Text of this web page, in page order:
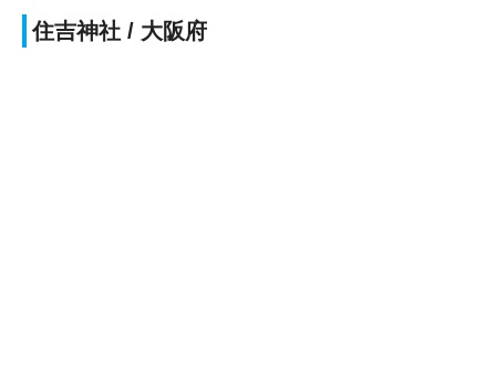
住吉神社 / 大阪府